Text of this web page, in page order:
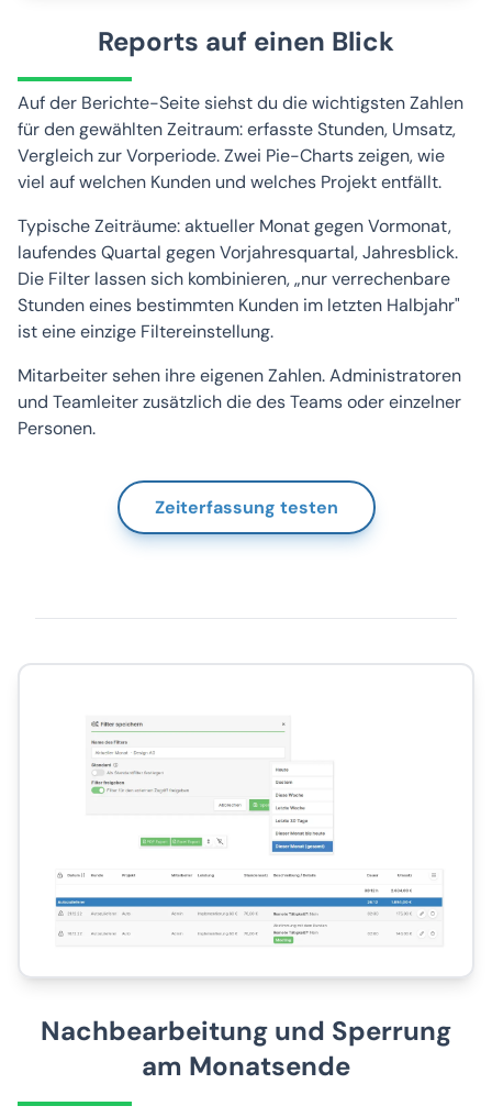
Reports auf einen Blick
Auf der Berichte-Seite siehst du die wichtigsten Zahlen
für den gewählten Zeitraum: erfasste Stunden, Umsatz,
Vergleich zur Vorperiode. Zwei Pie-Charts zeigen, wie
viel auf welchen Kunden und welches Projekt entfällt.
Typische Zeiträume: aktueller Monat gegen Vormonat,
laufendes Quartal gegen Vorjahresquartal, Jahresblick.
Die Filter lassen sich kombinieren, „nur verrechenbare
Stunden eines bestimmten Kunden im letzten Halbjahr"
ist eine einzige Filtereinstellung.
Mitarbeiter sehen ihre eigenen Zahlen. Administratoren
und Teamleiter zusätzlich die des Teams oder einzelner
Personen.
Zeiterfassung testen
Nachbearbeitung und Sperrung
am Monatsende